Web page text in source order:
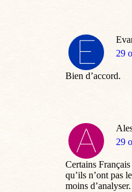
dit
29
Bien d’accord.
dit
29
Certains
qu’ils n’ont pas
moins d’analyser.